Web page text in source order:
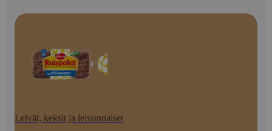
Leivät, keksit ja leivonnaiset